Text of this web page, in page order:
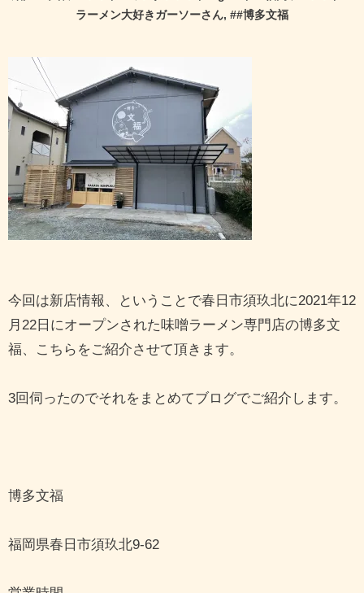
ラーメン大好きガーソーさん, ##博多文福
今回は新店情報、ということで春日市須玖北に2021年12
月22日にオープンされた味噌ラーメン専門店の博多文
福、こちらをご紹介させて頂きます。
3回伺ったのでそれをまとめてブログでご紹介します。
博多文福
福岡県春日市須玖北9-62